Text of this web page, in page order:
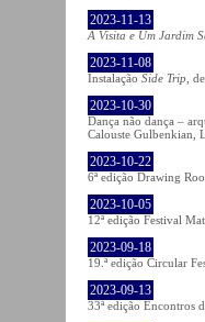
2023-11-13
A Visita e Um Jardim
2023-11-08
Instalação Side Trip ,
2023-10-30
Dança não dança –
Calouste Gulbenkian,
2023-10-22
6ª edição Drawing
2023-10-05
12ª edição Festival
2023-09-18
19.ª edição Circular
2023-09-13
33ª edição Encontros